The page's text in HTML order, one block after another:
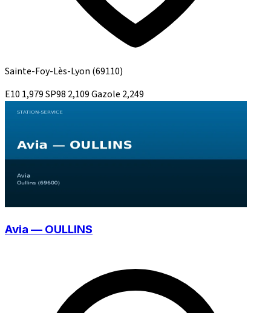
Sainte-Foy-Lès-Lyon (69110)
E10 1,979SP98 2,109Gazole 2,249
Avia — OULLINS